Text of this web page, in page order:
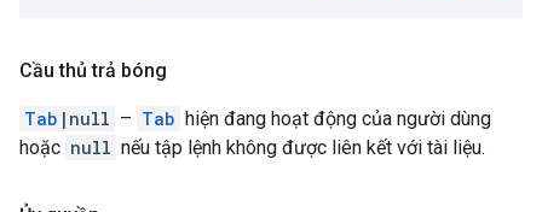
Cầu thủ trả bóng
Tab |null – Tab hiện đang hoạt động của người dùng
hoặc null nếu tập lệnh không được liên kết với tài liệu.